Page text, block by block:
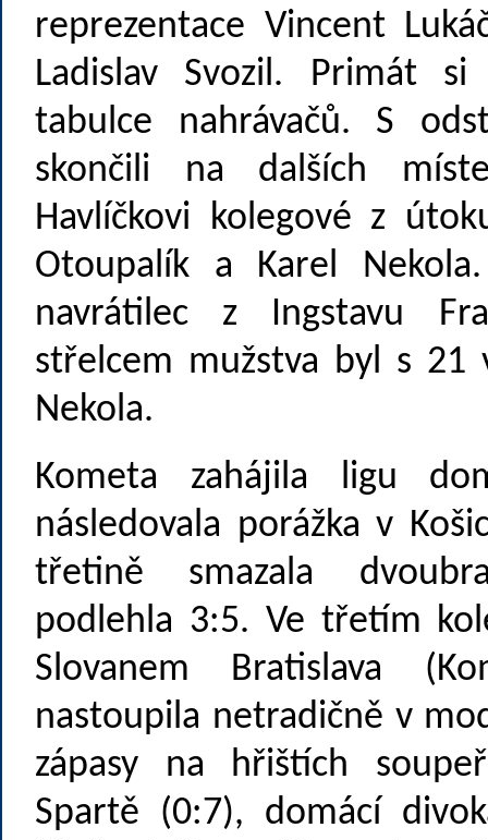
reprezentace Vincent
Ladislav Svozil. Primát
tabulce nahrávačů. S
skončili na dalších
Havlíčkovi kolegové z
Otoupalík a Karel
navrátilec z Ingstavu
střelcem mužstva byl s 21
Nekola.
Kometa zahájila ligu
následovala porážka v
třetině smazala
podlehla 3:5. Ve třetím
Slovanem Bratislava
nastoupila netradičně v
zápasy na hřištích
Spartě (0:7), domácí